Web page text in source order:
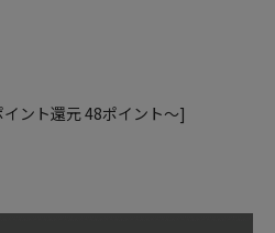
イント還元 48ポイント～]